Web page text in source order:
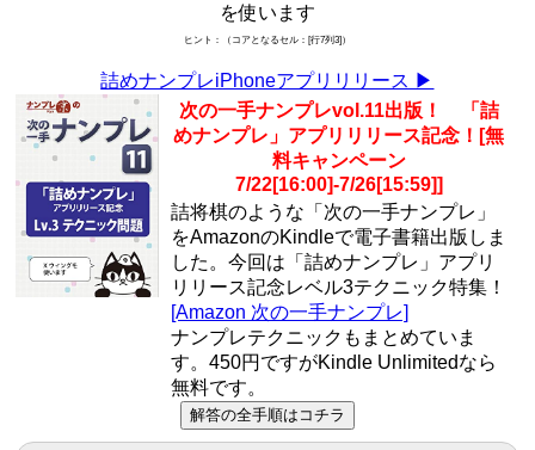
を使います
ヒント：（コアとなるセル：[行7列3]）
詰めナンプレiPhoneアプリリリース ▶︎
次の一手ナンプレvol.11出版！ 「詰
めナンプレ」アプリリリース記念！[無
料キャンペーン
7/22[16:00]-7/26[15:59]]
詰将棋のような「次の一手ナンプレ」
をAmazonのKindleで電子書籍出版しま
した。今回は「詰めナンプレ」アプリ
リリース記念レベル3テクニック特集！
[Amazon 次の一手ナンプレ]
ナンプレテクニックもまとめていま
す。450円ですがKindle Unlimitedなら
無料です。